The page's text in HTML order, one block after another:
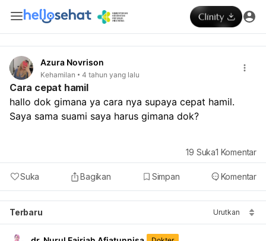
Azura Novrison
Kehamilan 4 tahun yang lalu
Cara cepat hamil
hallo dok gimana ya cara nya supaya cepat hamil.
Saya sama suami saya harus gimana dok?
Suka Bagikan Simpan Komentar
19 Suka1 Komentar
Terbaru Urutkan